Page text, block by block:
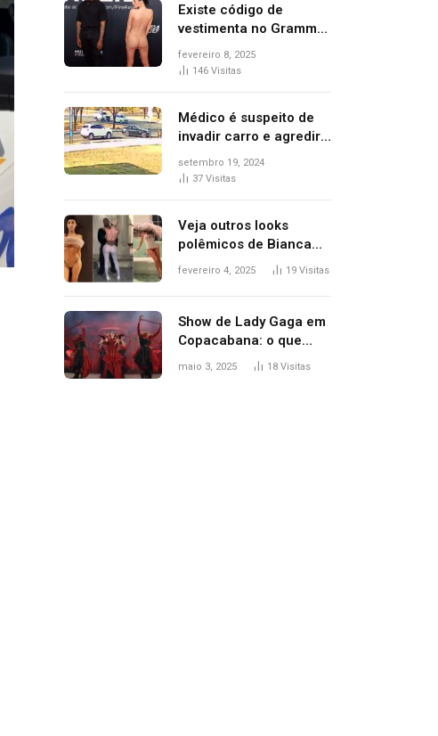
Existe código de
vestimenta no Grammy?
Questionamento surgiu
após Bianca Censori,
premiação
fevereiro 8, 2025
146 Visitas
Médico é suspeito de
invadir carro e agredir
delegado aposentado
durante confusão no
setembro 19, 2024
37 Visitas
Veja outros looks
polêmicos de Bianca
Censori, esposa de
Grammy 2025
fevereiro 4, 2025 19 Visitas
Show de Lady Gaga em
Copacabana: o que
esperar, horários,
maio 3, 2025 18 Visitas